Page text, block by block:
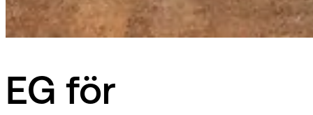
EG för